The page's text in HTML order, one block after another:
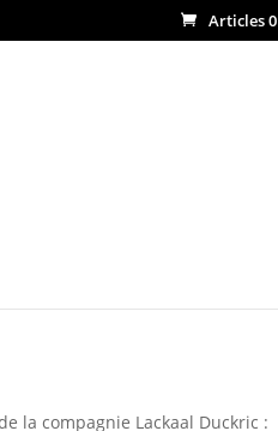
Articles 0
la compagnie Lackaal Duckric :